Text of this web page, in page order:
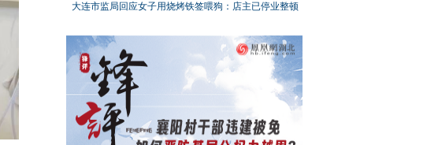
大连市监局回应女子用烧烤铁签喂狗：店主已停业整顿